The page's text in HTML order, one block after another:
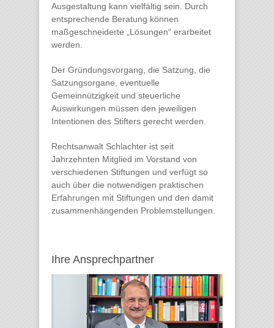
Ausgestaltung kann vielfältig sein. Durch
entsprechende Beratung können
maßgeschneiderte „Lösungen“ erarbeitet
werden.
Der Gründungsvorgang, die Satzung, die
Satzungsorgane, eventuelle
Gemeinnützigkeit und steuerliche
Auswirkungen müssen den jeweiligen
Intentionen des Stifters gerecht werden.
Rechtsanwalt Schlachter ist seit
Jahrzehnten Mitglied im Vorstand von
verschiedenen Stiftungen und verfügt so
auch über die notwendigen praktischen
Erfahrungen mit Stiftungen und den damit
zusammenhängenden Problemstellungen.
Ihre Ansprechpartner